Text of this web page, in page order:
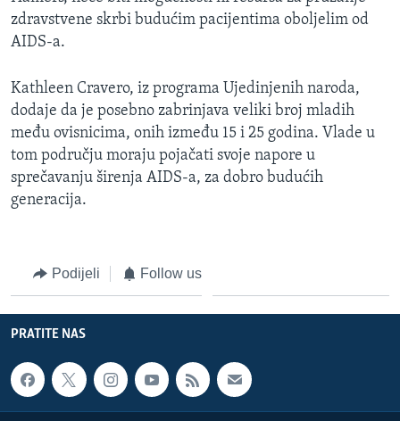
zdravstvene skrbi budućim pacijentima oboljelim od
AIDS-a.
Kathleen Cravero, iz programa Ujedinjenih naroda,
dodaje da je posebno zabrinjava veliki broj mladih
među ovisnicima, onih između 15 i 25 godina. Vlade u
tom području moraju pojačati svoje napore u
sprečavanju širenja AIDS-a, za dobro budućih
generacija.
Podijeli Follow us
PRATITE NAS